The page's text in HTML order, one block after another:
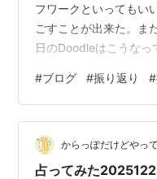
フワークといってもい
ごすことが出来た。ま
日のDoodleはこうなっ
みると、誇れるような
年も色々あった。 ・
間アクセス数初めて1
クセス達成（6月） ・
ょうのはてなブログに
#ブログ #振り返り #
からっぽだけどやっ
占ってみた